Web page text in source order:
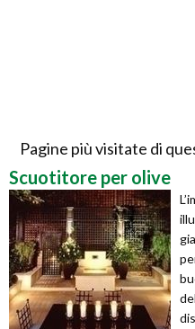
Pagine più visitate di
Scuotitore per olive